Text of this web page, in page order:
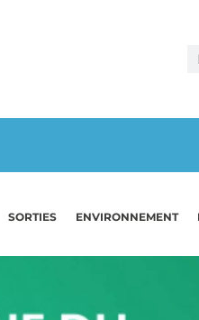
SORTIES ENVIRONNEMENT